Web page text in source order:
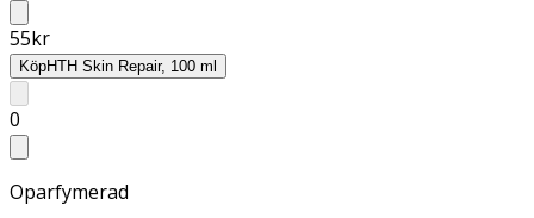
55kr
Köp HTH Skin Repair, 100 ml
0
Oparfymerad